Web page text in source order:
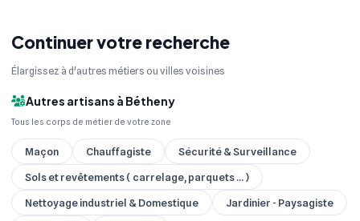
Continuer votre recherche
Élargissez à d'autres métiers ou villes voisines
Autres artisans à Bétheny
Tous les corps de métier de votre zone
Maçon Chauffagiste
Sécurité & Surveillance
Sols et revêtements ( carrelage, parquets ... )
Nettoyage industriel & Domestique
Jardinier - Paysagiste